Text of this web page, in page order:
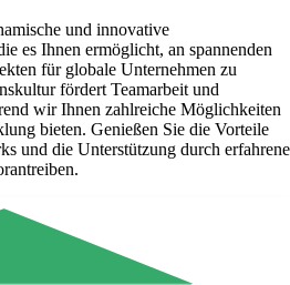
und innovative
es Ihnen ermöglicht, an spannenden
für globale Unternehmen zu
fördert Teamarbeit und
wir Ihnen zahlreiche Möglichkeiten
bieten. Genießen Sie die Vorteile
und die Unterstützung durch erfahrene